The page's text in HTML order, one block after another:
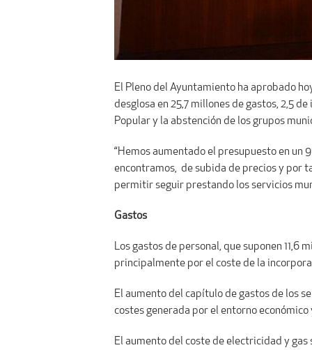
El Pleno del Ayuntamiento ha aprobado
desglosa en 25,7 millones de gastos, 2,5
Popular y la abstención de los grupos
“Hemos aumentado el presupuesto en un
encontramos, de subida de precios y por
permitir seguir prestando los servicios
Gastos
Los gastos de personal, que suponen
principalmente por el coste de la
El aumento del capítulo de gastos de los
costes generada por el entorno
El aumento del coste de electricidad y